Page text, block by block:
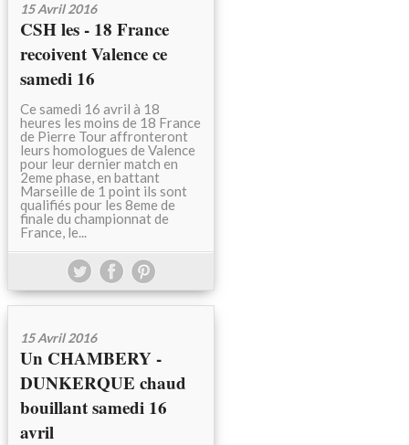
15 Avril 2016
CSH les - 18 France
recoivent Valence ce
samedi 16
Ce samedi 16 avril à 18
heures les moins de 18 France
de Pierre Tour affronteront
leurs homologues de Valence
pour leur dernier match en
2eme phase, en battant
Marseille de 1 point ils sont
qualifiés pour les 8eme de
finale du championnat de
France, le...
15 Avril 2016
Un CHAMBERY -
DUNKERQUE chaud
bouillant samedi 16
avril